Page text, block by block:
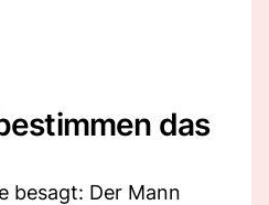
das
besagt: Der Mann